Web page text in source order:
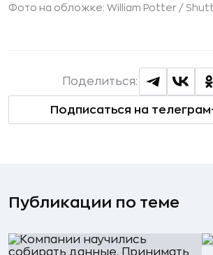
Фото на обложке: William Potter /
Подписаться на
Поделиться:
Публикации по теме